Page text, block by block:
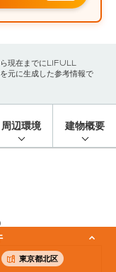
東京都北区
ら現在までにLIFULL
元に生成した参考情報で
周辺環境 建物概要